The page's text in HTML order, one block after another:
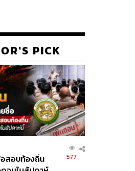
PICK
สอบท้องถิ่น
577